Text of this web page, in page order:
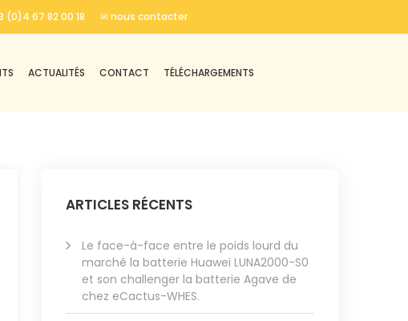
(0)4 67 82 00 18 ✉ nous contacter
ACTUALITÉS CONTACT TÉLÉCHARGEMENTS
ARTICLES RÉCENTS
Le face-à-face entre le poids lourd du
marché la batterie Huawei LUNA2000-S0
et son challenger la batterie Agave de
chez eCactus-WHES.